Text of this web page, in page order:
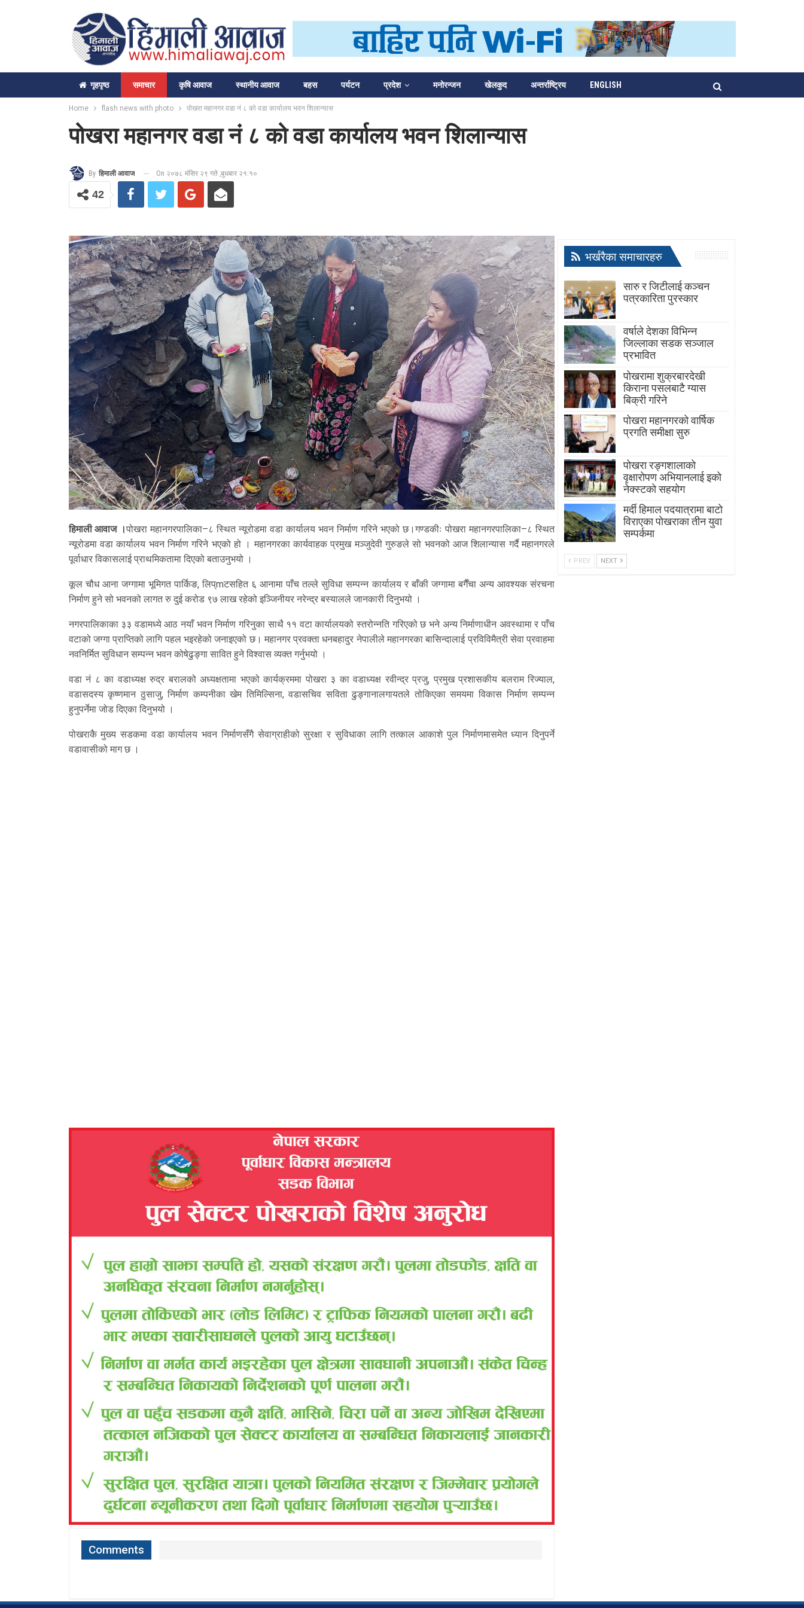
गृहपृष्‍ठ समाचार कृषि आवाज स्थानीय आवाज बहस पर्यटन प्रदेश मनोरन्जन खेलकुद अन्तर्राष्ट्रिय ENGLISH
Home flash news with photo पोखरा महानगर वडा नं ८ को वडा कार्यालय भवन शिलान्यास
पोखरा महानगर वडा नं ८ को वडा कार्यालय भवन शिलान्यास
By हिमाली आवाज On २०७८ मंसिर २९ गते ,बुधबार २१:१०
42
हिमाली आवाज ।पोखरा महानगरपालिका–८ स्थित न्यूरोडमा वडा कार्यालय भवन निर्माण गरिने भएको छ।गण्डकीः पोखरा महानगरपालिका–८ स्थित
न्यूरोडमा वडा कार्यालय भवन निर्माण गरिने भएको हो । महानगरका कार्यवाहक प्रमुख मञ्जुदेवी गुरुङले सो भवनको आज शिलान्यास गर्दै महानगरले
पूर्वाधार विकासलाई प्राथमिकतामा दिएको बताउनुभयो ।
कूल चौध आना जग्गामा भूमिगत पार्किङ, लिप्mटसहित ६ आनामा पाँच तल्ले सुविधा सम्पन्न कार्यालय र बाँकी जग्गामा बगैँचा अन्य आवश्यक संरचना
निर्माण हुने सो भवनको लागत रु दुई करोड ९७ लाख रहेको इञ्जिनीयर नरेन्द्र बस्यालले जानकारी दिनुभयो ।
नगरपालिकाका ३३ वडामध्ये आठ नयाँ भवन निर्माण गरिनुका साथै ११ वटा कार्यालयको स्तरोन्नति गरिएको छ भने अन्य निर्माणाधीन अवस्थामा र पाँच
वटाको जग्गा प्राप्तिको लागि पहल भइरहेको जनाइएको छ। महानगर प्रवक्ता धनबहादुर नेपालीले महानगरका बासिन्दालाई प्रविविमैत्री सेवा प्रवाहमा
नवनिर्मित सुविधान सम्पन्न भवन कोषेढुङ्गा सावित हुने विश्वास व्यक्त गर्नुभयो ।
वडा नं ८ का वडाध्यक्ष रुद्र बरालको अध्यक्षतामा भएको कार्यक्रममा पोखरा ३ का वडाध्यक्ष रवीन्द्र प्रजु, प्रमुख प्रशासकीय बलराम रिज्याल,
वडासदस्य कृष्णमान ठुसाजु, निर्माण कम्पनीका खेम तिमिल्सिना, वडासचिव सविता ढुङ्गानालगायतले तोकिएका समयमा विकास निर्माण सम्पन्न
हुनुपर्नेमा जोड दिएका दिनुभयो ।
पोखराकै मुख्य सडकमा वडा कार्यालय भवन निर्माणसँगै सेवाग्राहीको सुरक्षा र सुविधाका लागि तत्काल आकाशे पुल निर्माणमासमेत ध्यान दिनुपर्ने
वडावासीको माग छ ।
Comments
भर्खरैका समाचारहरु
सारु र जिटीलाई कञ्चन
पत्रकारिता पुरस्कार
वर्षाले देशका विभिन्न
जिल्लाका सडक सञ्जाल
प्रभावित
पोखरामा शुक्रबारदेखी
किराना पसलबाटै ग्यास
बिक्री गरिने
पोखरा महानगरको वार्षिक
प्रगति समीक्षा सुरु
पोखरा रङ्गशालाको
वृक्षारोपण अभियानलाई इको
नेक्स्टको सहयोग
मर्दी हिमाल पदयात्रामा बाटाे
विराएका पाेखराका तीन युवा
सम्पर्कमा
PREV NEXT